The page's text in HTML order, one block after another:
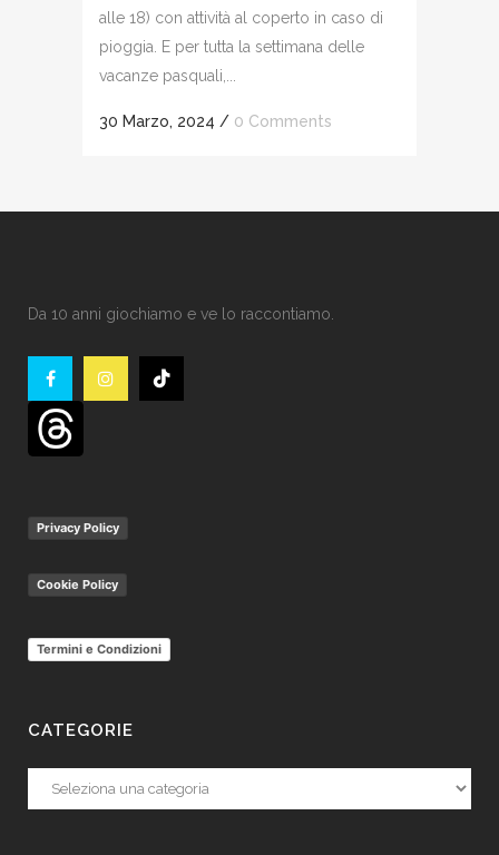
alle 18) con attività al coperto in caso di
pioggia. E per tutta la settimana delle
vacanze pasquali,...
30 Marzo, 2024 / 0 Comments
Da 10 anni giochiamo e ve lo raccontiamo.
Privacy Policy
Cookie Policy
Termini e Condizioni
CATEGORIE
Categorie